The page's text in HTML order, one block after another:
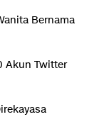
Bernama
Akun Twitter